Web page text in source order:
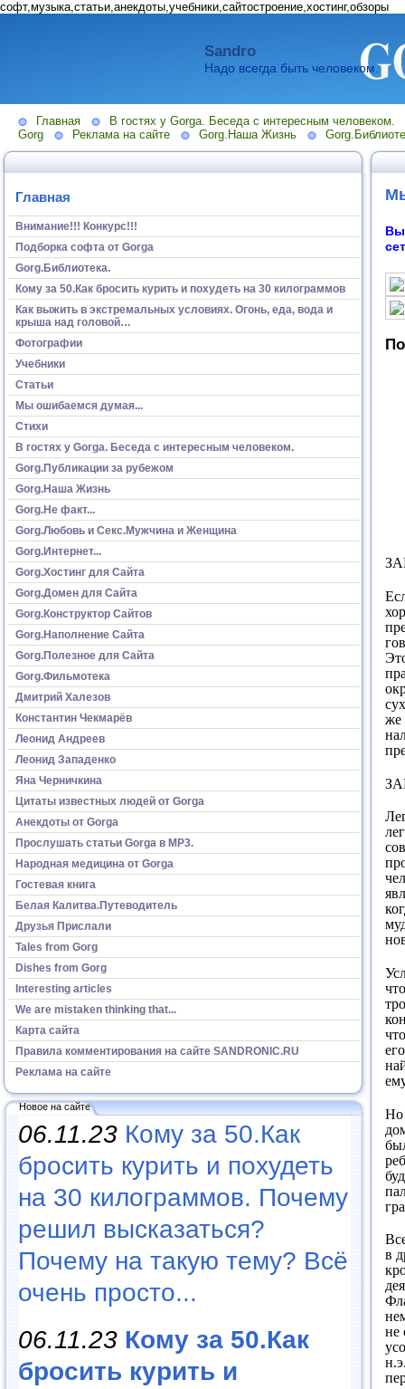
софт,музыка,статьи,анекдоты,учебники,сайтостроение,хостинг,обзоры
Sandro
Надо всегда быть человеком.
Главная
В гостях у Gorga. Беседа с интересным человеком.
Gorg
Реклама на сайте Gorg.Наша Жизнь
Главная
Внимание!!! Конкурс!!!
Подборка софта от Gorga
Gorg.Библиотека.
Кому за 50.Как бросить курить и похудеть на 30 килограммов
Как выжить в экстремальных условиях. Огонь, еда, вода и
крыша над головой…
Фотографии
Учебники
Статьи
Мы ошибаемся думая...
Стихи
В гостях у Gorga. Беседа с интересным человеком.
Gorg.Публикации за рубежом
Gorg.Наша Жизнь
Gorg.Не факт...
Gorg.Любовь и Секс.Мужчина и Женщина
Gorg.Интернет...
Gorg.Хостинг для Сайта
Gorg.Домен для Сайта
Gorg.Конструктор Сайтов
Gorg.Наполнение Сайта
Gorg.Полезное для Сайта
Gorg.Фильмотека
Дмитрий Халезов
Константин Чекмарёв
Леонид Андреев
Леонид Западенко
Яна Черничкина
Цитаты известных людей от Gorga
Анекдоты от Gorga
Прослушать статьи Gorga в МР3.
Народная медицина от Gorga
Гостевая книга
Белая Калитва.Путеводитель
Друзья Прислали
Tales from Gorg
Dishes from Gorg
Interesting articles
We are mistaken thinking that...
Карта сайта
Правила комментирования на сайте SANDRONIC.RU
Реклама на сайте
Новое на сайте
06.11.23 Кому за 50.Как
бросить курить и похудеть
на 30 килограммов. Почему
решил высказаться?
Почему на такую тему? Всё
очень просто...
06.11.23 Кому за 50.Как
бросить курить и
же
Но
в
не